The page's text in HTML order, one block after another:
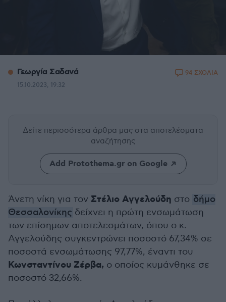
Γεωργία Σαδανά
15.10.2023, 19:32
94 ΣΧΟΛΙΑ
Δείτε περισσότερα άρθρα μας στα αποτελέσματα
αναζήτησης
Add Protothema.gr on Google
Άνετη νίκη για τον Στέλιο Αγγελούδη στο δήμο
Θεσσαλονίκης δείχνει η πρώτη ενσωμάτωση
των επίσημων αποτελεσμάτων, όπου ο κ.
Αγγελούδης συγκεντρώνει ποσοστό 67,34% σε
ποσοστά ενσωμάτωσης 97,77%, έναντι του
Κωνσταντίνου Ζέρβα, ο οποίος κυμάνθηκε σε
ποσοστό 32,66%.